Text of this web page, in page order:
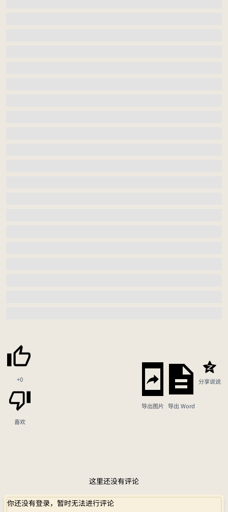
+0
喜欢
导出图片 导出 Word
分享说说
这里还没有评论
你还没有登录，暂时无法进行评论